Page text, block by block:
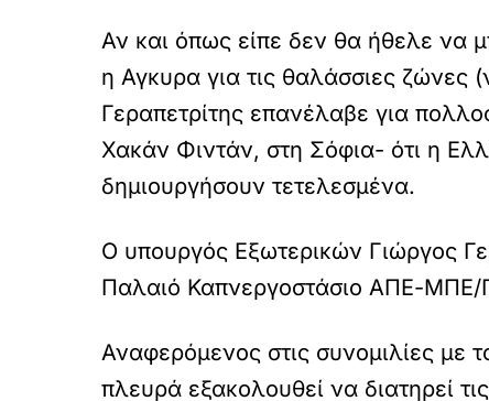
Αν και όπως είπε δεν θα ήθελε να
η Αγκυρα για τις θαλάσσιες
Γεραπετρίτης επανέλαβε για
Χακάν Φιντάν, στη Σόφια- ότι η
δημιουργήσουν τετελεσμένα.
Ο υπουργός Εξωτερικών Γιώργος
Παλαιό Καπνεργοστάσιο ΑΠΕ-
Αναφερόμενος στις συνομιλίες με
πλευρά εξακολουθεί να διατηρεί